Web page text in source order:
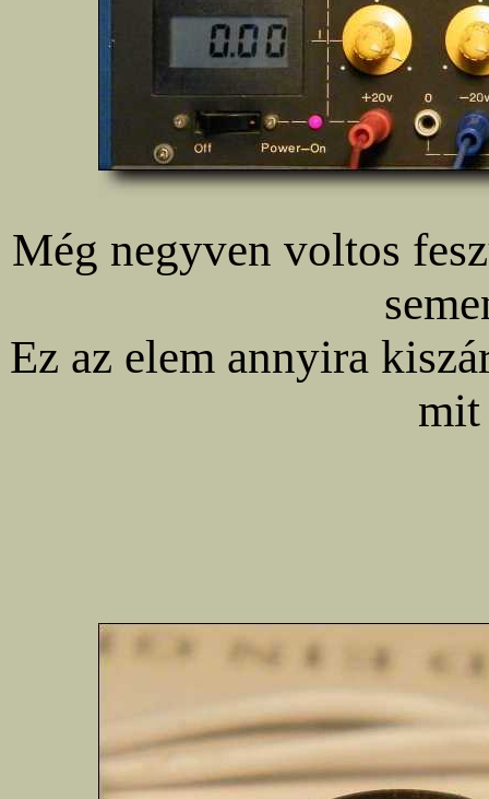
Még negyven voltos
Ez az elem annyira
mit